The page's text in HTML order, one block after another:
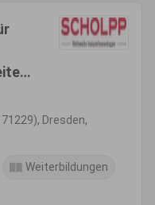
Dresden,
Weiterbildungen